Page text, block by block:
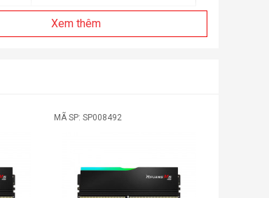
Xem thêm
MÃ SP: SP008492